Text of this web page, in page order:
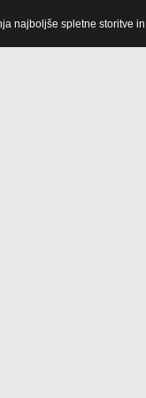
najboljše spletne storitve